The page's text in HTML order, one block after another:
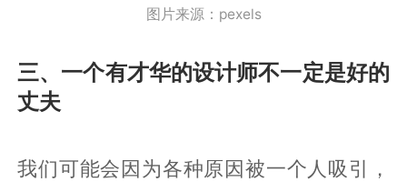
图片来源：pexels
三、一个有才华的设计师不一定是好的
丈夫
我们可能会因为各种原因被一个人吸引，